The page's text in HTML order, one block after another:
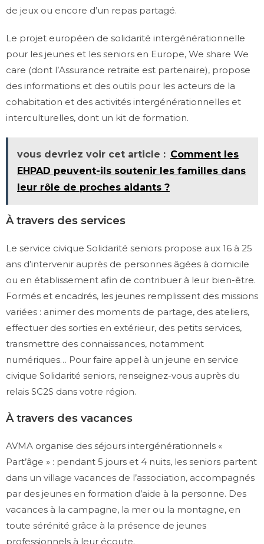
de jeux ou encore d’un repas partagé.
Le projet européen de solidarité intergénérationnelle
pour les jeunes et les seniors en Europe, We share We
care (dont l’Assurance retraite est partenaire), propose
des informations et des outils pour les acteurs de la
cohabitation et des activités intergénérationnelles et
interculturelles, dont un kit de formation.
vous devriez voir cet article : Comment les
EHPAD peuvent-ils soutenir les familles dans
leur rôle de proches aidants ?
À travers des services
Le service civique Solidarité seniors propose aux 16 à 25
ans d’intervenir auprès de personnes âgées à domicile
ou en établissement afin de contribuer à leur bien-être.
Formés et encadrés, les jeunes remplissent des missions
variées : animer des moments de partage, des ateliers,
effectuer des sorties en extérieur, des petits services,
transmettre des connaissances, notamment
numériques… Pour faire appel à un jeune en service
civique Solidarité seniors, renseignez-vous auprès du
relais SC2S dans votre région.
À travers des vacances
AVMA organise des séjours intergénérationnels «
Part’âge » : pendant 5 jours et 4 nuits, les seniors partent
dans un village vacances de l’association, accompagnés
par des jeunes en formation d’aide à la personne. Des
vacances à la campagne, la mer ou la montagne, en
toute sérénité grâce à la présence de jeunes
professionnels à leur écoute.